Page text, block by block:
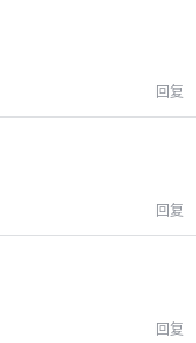
回复
回复
回复